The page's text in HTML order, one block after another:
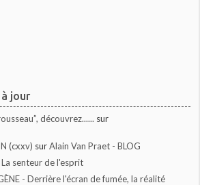
jour
découvrez...... sur
(cxxv) surAlain Van Praet - BLOG
La senteur de l'esprit
- Derrière l'écran de fumée, la réalité